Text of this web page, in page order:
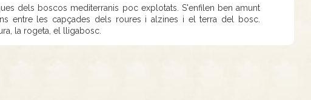
dels boscos mediterranis poc explotats. S'enfilen ben amunt
entre les capçades dels roures i alzines i el terra del bosc.
la rogeta, el lligabosc.